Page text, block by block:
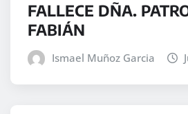
FALLECE DÑA.
FABIÁN
Ismael Muñoz Garcia